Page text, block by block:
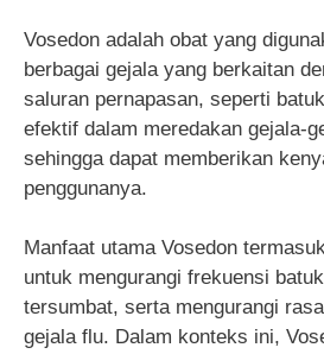
Vosedon adalah obat yang
berbagai gejala yang berkaitan
saluran pernapasan, seperti
efektif dalam meredakan gejala-
sehingga dapat memberikan
penggunanya.
Manfaat utama Vosedon
untuk mengurangi frekuensi
tersumbat, serta mengurangi
gejala flu. Dalam konteks ini,